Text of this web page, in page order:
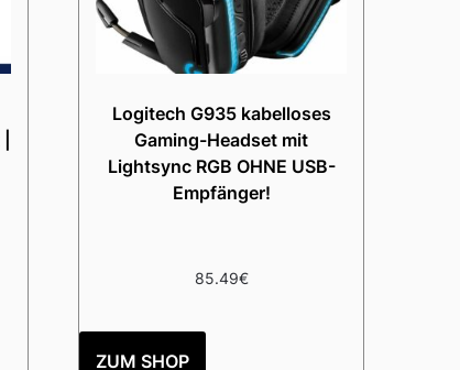
Logitech G935 kabelloses
Gaming-Headset mit
Lightsync RGB OHNE USB-
Empfänger!
85.49€
ZUM SHOP